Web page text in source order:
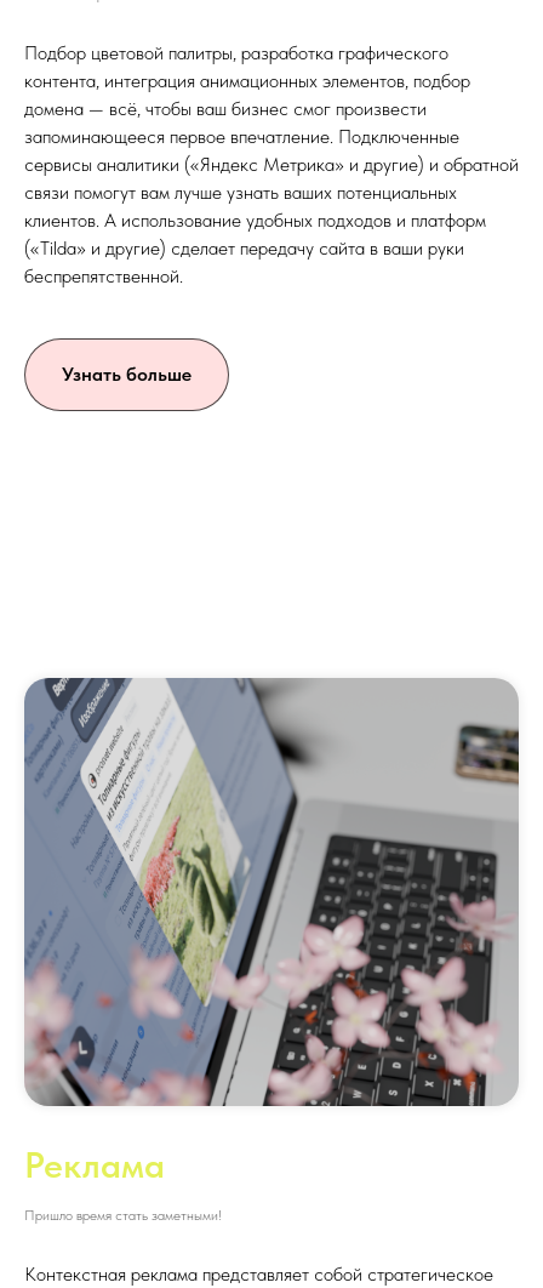
Подбор цветовой палитры, разработка графического
контента, интеграция анимационных элементов, подбор
домена — всё, чтобы ваш бизнес смог произвести
запоминающееся первое впечатление. Подключенные
сервисы аналитики («Яндекс Метрика» и другие) и обратной
связи помогут вам лучше узнать ваших потенциальных
клиентов. А использование удобных подходов и платформ
(«Tilda» и другие) сделает передачу сайта в ваши руки
беспрепятственной.
Узнать больше
Реклама
Пришло время стать заметными!
Контекстная реклама представляет собой стратегическое